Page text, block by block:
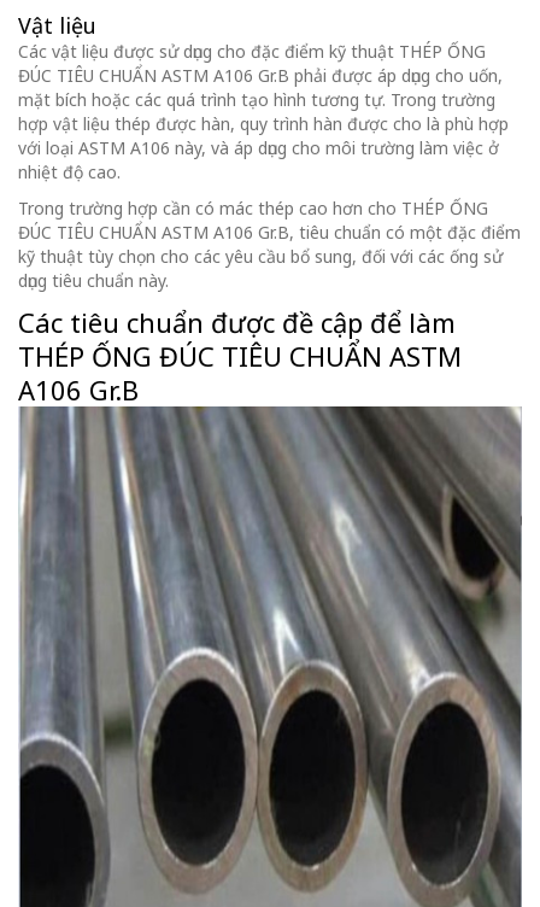
Vật liệu
Các vật liệu được sử dụng cho đặc điểm kỹ thuật THÉP ỐNG
ĐÚC TIÊU CHUẨN ASTM A106 Gr.B phải được áp dụng cho uốn,
mặt bích hoặc các quá trình tạo hình tương tự. Trong trường
hợp vật liệu thép được hàn, quy trình hàn được cho là phù hợp
với loại ASTM A106 này, và áp dụng cho môi trường làm việc ở
nhiệt độ cao.
Trong trường hợp cần có mác thép cao hơn cho THÉP ỐNG
ĐÚC TIÊU CHUẨN ASTM A106 Gr.B, tiêu chuẩn có một đặc điểm
kỹ thuật tùy chọn cho các yêu cầu bổ sung, đối với các ống sử
dụng tiêu chuẩn này.
Các tiêu chuẩn được đề cập để làm
THÉP ỐNG ĐÚC TIÊU CHUẨN ASTM
A106 Gr.B